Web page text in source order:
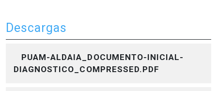
Descargas
PUAM-ALDAIA_DOCUMENTO-INICIAL-
DIAGNOSTICO_COMPRESSED.PDF